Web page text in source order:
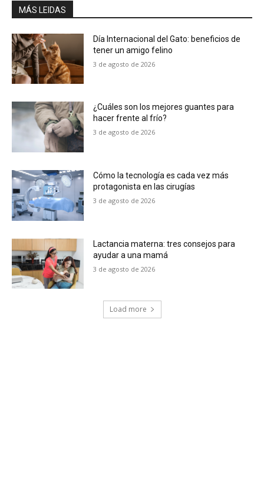
MÁS LEIDAS
Día Internacional del Gato: beneficios de
tener un amigo felino
3 de agosto de 2026
¿Cuáles son los mejores guantes para
hacer frente al frío?
3 de agosto de 2026
Cómo la tecnología es cada vez más
protagonista en las cirugías
3 de agosto de 2026
Lactancia materna: tres consejos para
ayudar a una mamá
3 de agosto de 2026
Load more